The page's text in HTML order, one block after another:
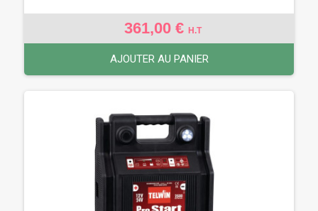
361,00 € H.T
AJOUTER AU PANIER